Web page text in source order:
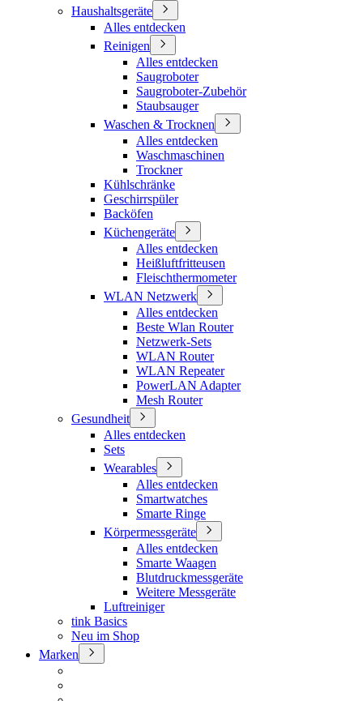
Haushaltsgeräte
Alles entdecken
Reinigen
Alles entdecken
Saugroboter
Saugroboter-Zubehör
Staubsauger
Waschen & Trocknen
Alles entdecken
Waschmaschinen
Trockner
Kühlschränke
Geschirrspüler
Backöfen
Küchengeräte
Alles entdecken
Heißluftfritteusen
Fleischthermometer
WLAN Netzwerk
Alles entdecken
Beste Wlan Router
Netzwerk-Sets
WLAN Router
WLAN Repeater
PowerLAN Adapter
Mesh Router
Gesundheit
Alles entdecken
Sets
Wearables
Alles entdecken
Smartwatches
Smarte Ringe
Körpermessgeräte
Alles entdecken
Smarte Waagen
Blutdruckmessgeräte
Weitere Messgeräte
Luftreiniger
tink Basics
Neu im Shop
Marken